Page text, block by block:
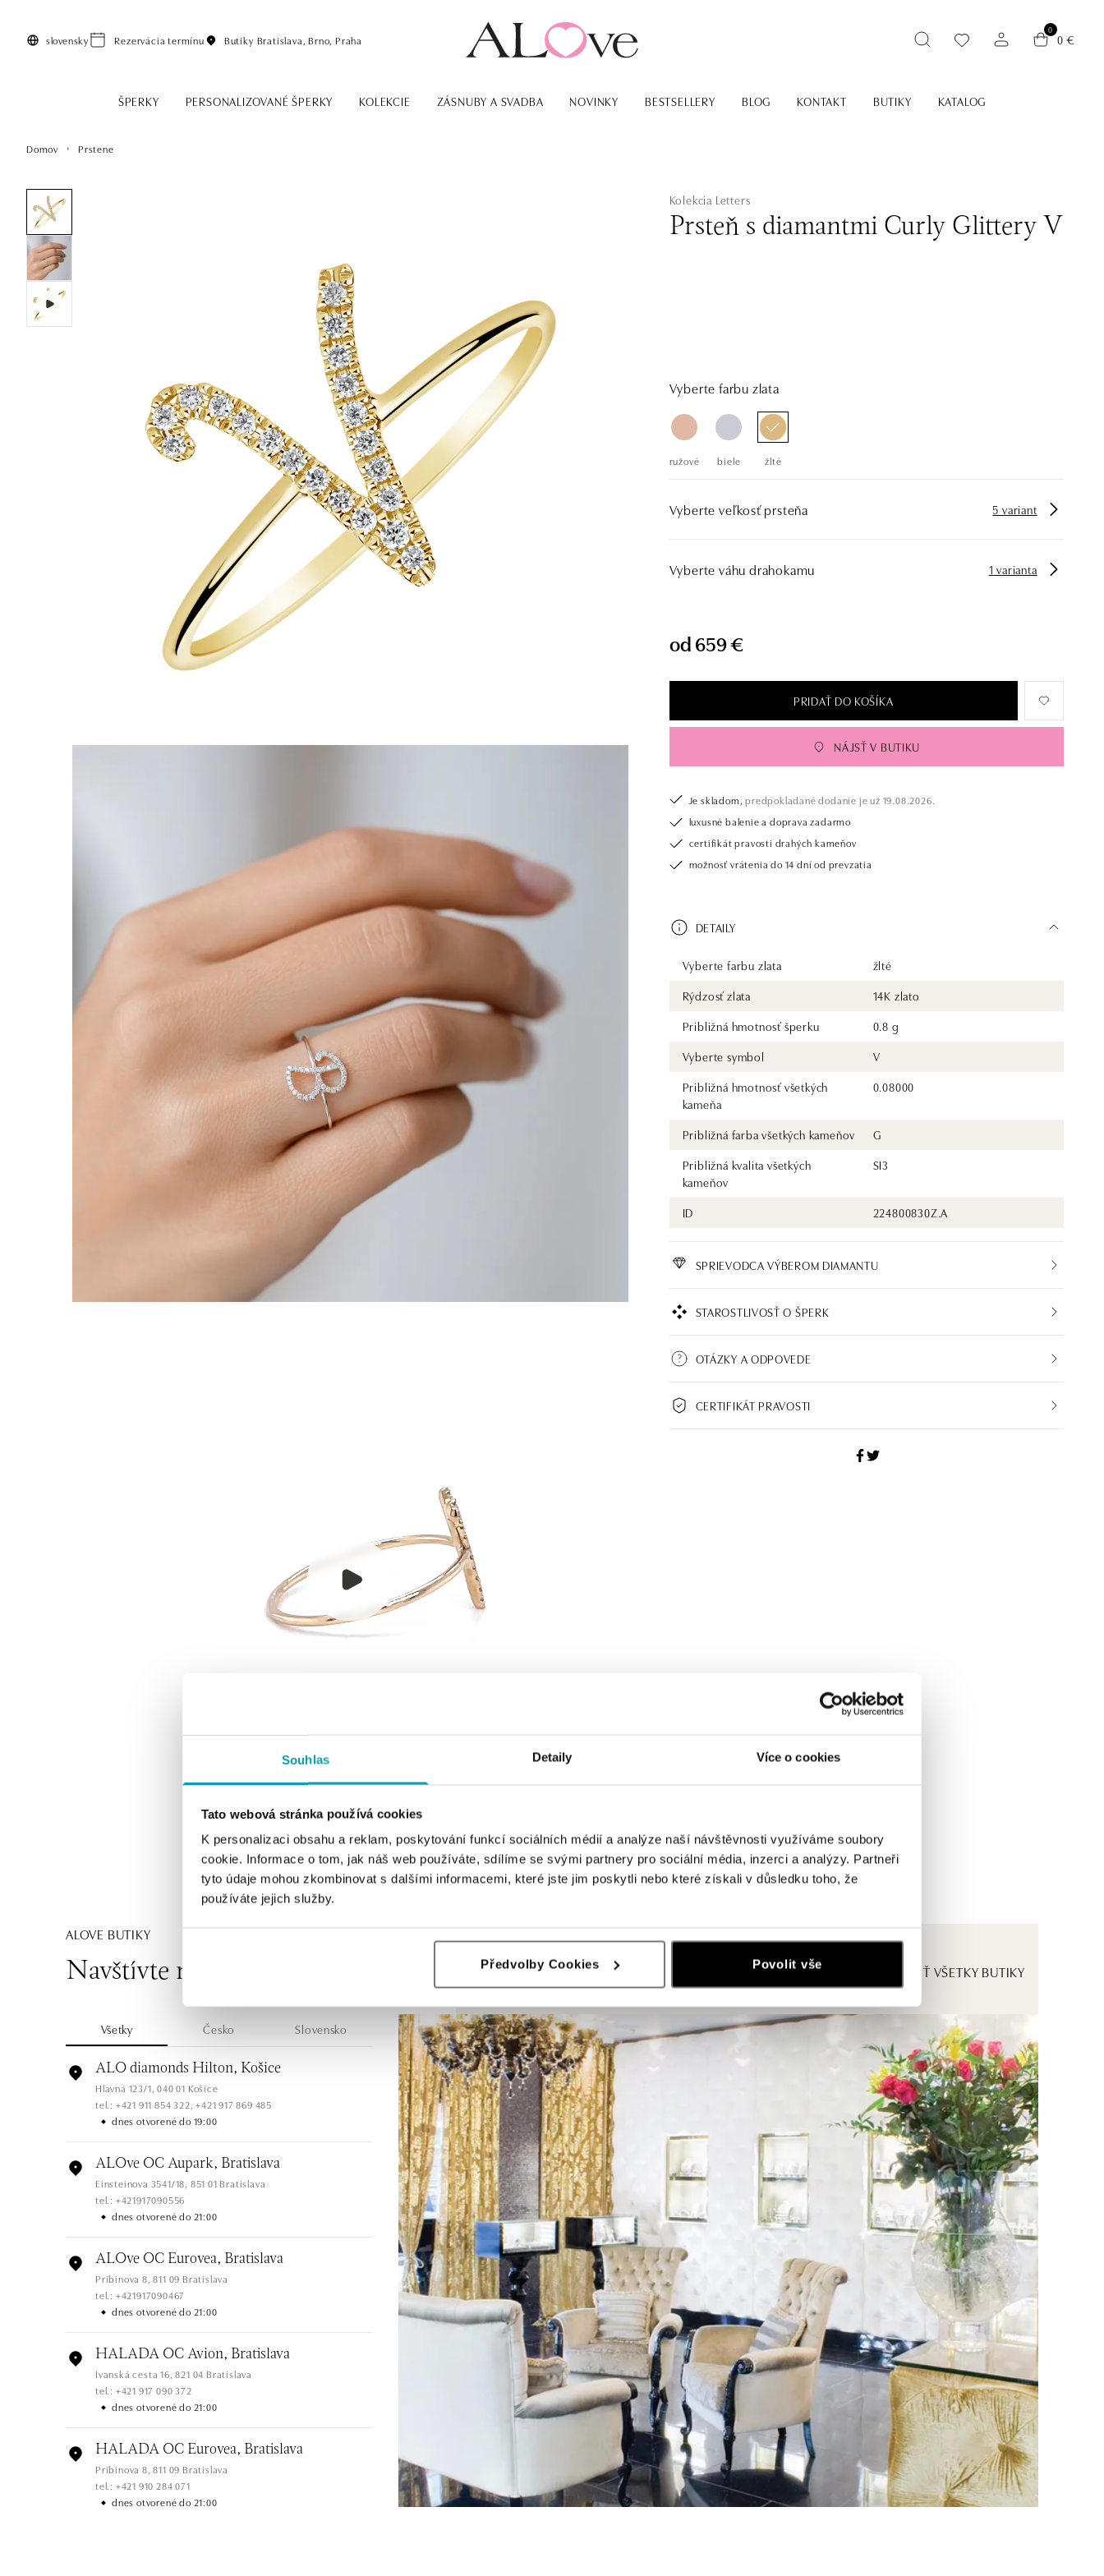
Souhlas Detaily Více o cookies
Tato webová stránka používá cookies
K personalizaci obsahu a reklam, poskytování funkcí sociálních médií a analýze naší návštěvnosti využíváme soubory
cookie. Informace o tom, jak náš web používáte, sdílíme se svými partnery pro sociální média, inzerci a analýzy. Partneři
tyto údaje mohou zkombinovat s dalšími informacemi, které jste jim poskytli nebo které získali v důsledku toho, že
používáte jejich služby.
Předvolby Cookies Povolit vše
slovensky Rezervácia termínu Butiky Bratislava, Brno, Praha
0
0 €
ŠPERKY PERSONALIZOVANÉ ŠPERKY KOLEKCIE ZÁSNUBY A SVADBA NOVINKY BESTSELLERY BLOG KONTAKT BUTIKY KATALOG
Domov Prstene
Kolekcia Letters
Prsteň s diamantmi Curly Glittery V
Vyberte farbu zlata
ružové biele žlté
Vyberte veľkosť prsteňa 5 variant
Vyberte váhu drahokamu 1 varianta
od 659 €
PRIDAŤ DO KOŠÍKA
NÁJSŤ V BUTIKU
Je skladom, predpokladané dodanie je už 19.08.2026.
luxusné balenie a doprava zadarmo
certifikát pravosti drahých kameňov
možnosť vrátenia do 14 dní od prevzatia
DETAILY
Vyberte farbu zlata
žlté
Rýdzosť zlata
14K zlato
Približná hmotnosť šperku
0.8 g
Vyberte symbol
V
Približná hmotnosť všetkých
kameňa
0.08000
Približná farba všetkých kameňov
G
Približná kvalita všetkých
kameňov
SI3
ID 224800830Z.A
SPRIEVODCA VÝBEROM DIAMANTU
STAROSTLIVOSŤ O ŠPERK
OTÁZKY A ODPOVEDE
CERTIFIKÁT PRAVOSTI
ALOVE BUTIKY
Navštívte naše butiky ZOBRAZIŤ VŠETKY BUTIKY
Všetky Česko Slovensko
ALO diamonds Hilton, Košice
Hlavná 123/1, 040 01 Košice
tel.: +421 911 854 322, +421 917 869 485
dnes otvorené do 19:00
ALOve OC Aupark, Bratislava
Einsteinova 3541/18, 851 01 Bratislava
tel.: +421917090556
dnes otvorené do 21:00
ALOve OC Eurovea, Bratislava
Pribinova 8, 811 09 Bratislava
tel.: +421917090467
dnes otvorené do 21:00
HALADA OC Avion, Bratislava
Ivanská cesta 16, 821 04 Bratislava
tel.: +421 917 090 372
dnes otvorené do 21:00
HALADA OC Eurovea, Bratislava
Pribinova 8, 811 09 Bratislava
tel.: +421 910 284 071
dnes otvorené do 21:00